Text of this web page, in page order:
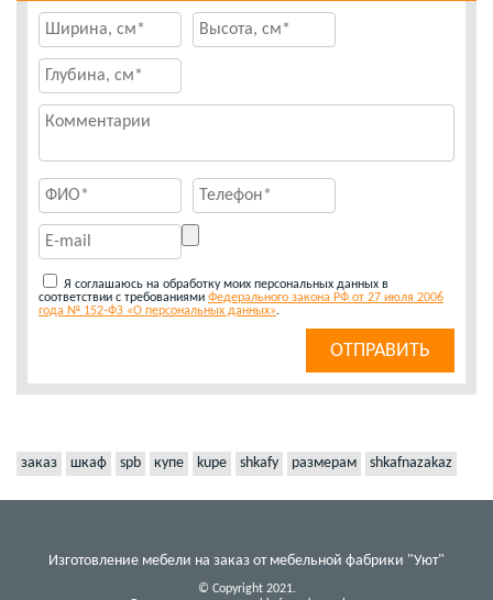
Я соглашаюсь на обработку моих персональных данных в
соответствии с требованиями Федерального закона РФ от 27 июля 2006
года № 152-ФЗ «О персональных данных».
заказ шкаф spb купе kupe shkafy размерам shkafnazakaz
Изготовление мебели на заказ от мебельной фабрики "Уют"
© Copyright 2021.